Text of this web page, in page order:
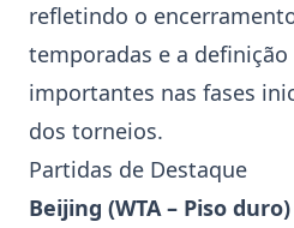
refletindo o
temporadas e a definição
importantes nas fases
dos torneios.
Partidas de Destaque
Beijing (WTA– Piso duro)